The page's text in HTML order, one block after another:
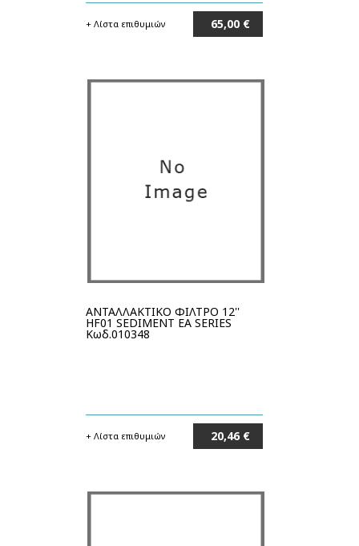
+ Λίστα επιθυμιών 65,00 €
ΑΝΤΑΛΛΑΚΤΙΚΟ ΦΙΛΤΡΟ 12''
HF01 SEDIMENT EA SERIES
Κωδ.010348
+ Λίστα επιθυμιών 20,46 €